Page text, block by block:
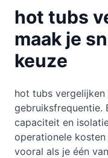
hot tubs
maak je
keuze
hot tubs
gebruiksfrequentie.
capaciteit en
operationele
vooral als je één